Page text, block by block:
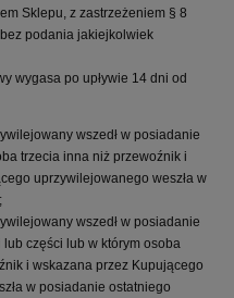
Sklepu, z zastrzeżeniem § 8
podania jakiejkolwiek
wygasa po upływie 14 dni od
wszedł w posiadanie
trzecia inna niż przewoźnik i
uprzywilejowanego weszła w
wszedł w posiadanie
części lub w którym osoba
i wskazana przez Kupującego
w posiadanie ostatniego